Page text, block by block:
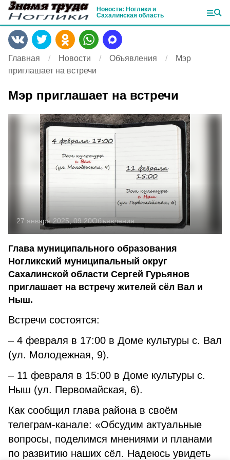
Новости: Ноглики и
Сахалинская область
Главная Новости Объявления
Мэр
приглашает на встречи
Мэр приглашает на встречи
27 января 2025, 09:20Объявления
Глава муниципального образования
Ногликский муниципальный округ
Сахалинской области Сергей Гурьянов
приглашает на встречу жителей сёл Вал и
Ныш.
Встречи состоятся:
– 4 февраля в 17:00 в Доме культуры с. Вал
(ул. Молодежная, 9).
– 11 февраля в 15:00 в Доме культуры с.
Ныш (ул. Первомайская, 6).
Как сообщил глава района в своём
телеграм-канале: «Обсудим актуальные
вопросы, поделимся мнениями и планами
по развитию наших сёл. Надеюсь увидеть